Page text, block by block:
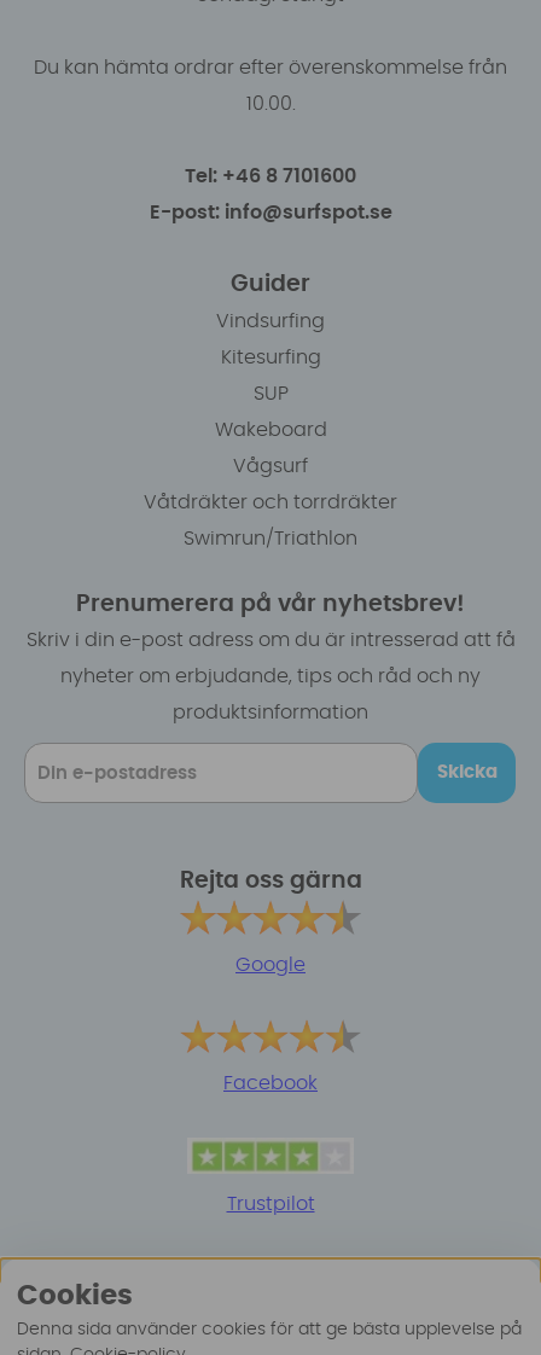
Du kan hämta ordrar efter överenskommelse från
10.00.
Tel: +46 8 7101600
E-post: info@surfspot.se
Guider
Vindsurfing
Kitesurfing
SUP
Wakeboard
Vågsurf
Våtdräkter och torrdräkter
Swimrun/Triathlon
Prenumerera på vår nyhetsbrev!
Skriv i din e-post adress om du är intresserad att få
nyheter om erbjudande, tips och råd och ny
produktsinformation
Skicka
Rejta oss gärna
Google
Facebook
Trustpilot
Cookies
Denna sida använder cookies för att ge bästa upplevelse på